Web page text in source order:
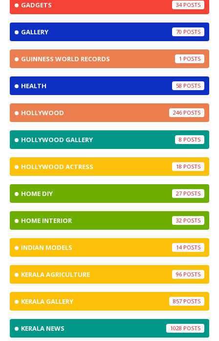
GADGETS 34
GALLERY 70
GUINNESS WORLD RECORDS 1
HEALTH 58
HOLLYWOOD 246
HOLLYWOOD GALLERY 8
HOLLYWOOD ACTRESS 18
HOME DIY 27
HOME INTERIOR 32
INDIAN MODELS 14
KERALA AGRICULTURE 96
KERALA GALLERY 857
KERALA NEWS 1028